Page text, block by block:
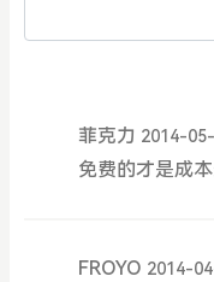
菲克力 2014-
免费的才是成
FROYO 2014-